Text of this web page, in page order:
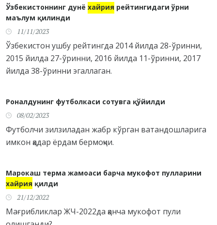
Ўзбекистоннинг дунё хайрия рейтингидаги ўрни
маълум қилинди
11/11/2023
Ўзбекистон ушбу рейтингда 2014 йилда 28-ўринни,
2015 йилда 27-ўринни, 2016 йилда 11-ўринни, 2017
йилда 38-ўринни эгаллаган.
Роналдунинг футболкаси сотувга қўйилди
08/02/2023
Футболчи зилзиладан жабр кўрган ватандошларига
имкон қадар ёрдам бермоқчи.
Марокаш терма жамоаси барча мукофот пулларини
хайрия қилди
21/12/2022
Мағрибликлар ЖЧ-2022да қанча мукофот пули